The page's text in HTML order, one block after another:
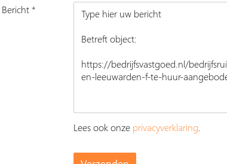
Bericht *
Lees ook onze privacyverklaring